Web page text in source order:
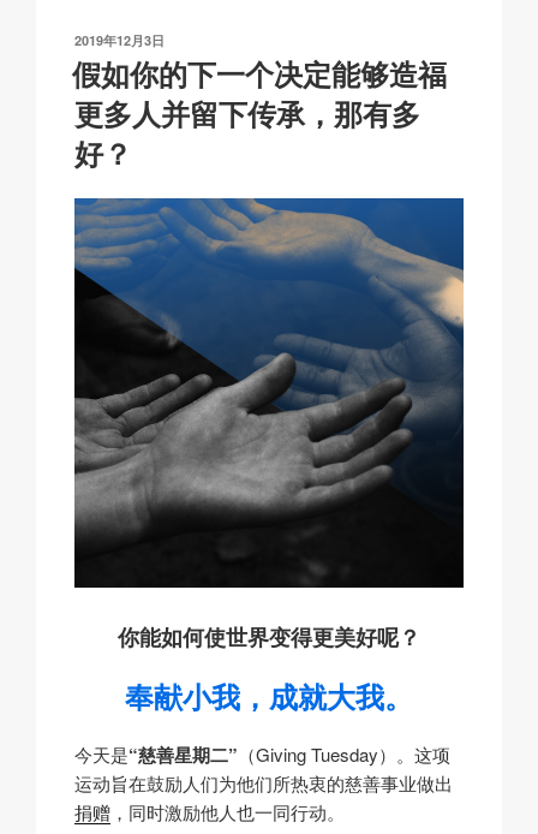
n
k o
k
p at
发
布
于
2019年12月3日
假如你的下一个决定能够造福
更多人并留下传承，那有多
好？
你能如何使世界变得更美好呢？
奉献小我， 成就大我。
今天是“慈善星期二” （Giving Tuesday）。这项
运动旨在鼓励人们为他们所热衷的慈善事业做出
捐赠 ，同时激励他人也一同行动。